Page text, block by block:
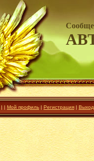
| | Мой профиль | Регистрация | Выход